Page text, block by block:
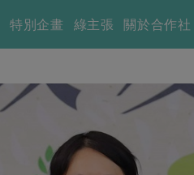
特別企畫 綠主張 關於合作社